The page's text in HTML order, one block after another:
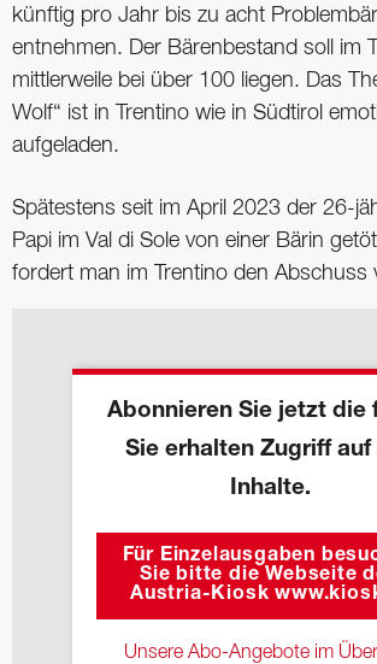
künftig pro Jahr bis zu acht
entnehmen. Der Bärenbestand soll im
mittlerweile bei über 100 liegen. Das
Wolf“ ist in Trentino wie in Südtirol
aufgeladen.
Spätestens seit im April 2023 der 26-
Papi im Val di Sole von einer Bärin
fordert man im Trentino den Abschuss
Abonnieren Sie jetzt die
Sie erhalten Zugriff auf
Inhalte.
Für Einzelausgaben
Sie bitte die Webseite
Austria-Kiosk
Unsere Abo-Angebote im